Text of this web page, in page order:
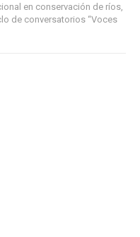
en conservación de ríos,
de conversatorios “Voces